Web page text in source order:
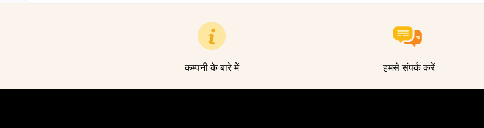
कम्पनी के बारे में हमसे संपर्क करें